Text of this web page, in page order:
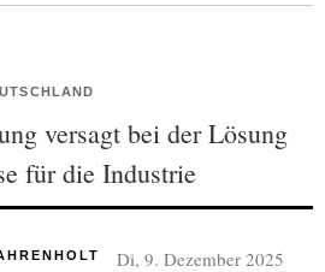
versagt bei der Lösung
für die Industrie
Di, 9. Dezember 2025